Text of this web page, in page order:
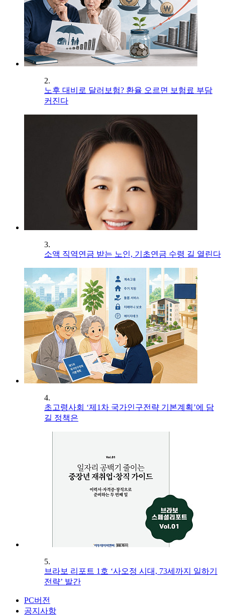
2.
노후 대비로 달러보험? 환율 오르면 보험료 부담
커진다
3.
소액 직역연금 받는 노인, 기초연금 수령 길 열린다
4.
초고령사회 ‘제1차 국가인구전략 기본계획’에 담
길 정책은
5.
브라보 리포트 1호 ‘사오정 시대, 73세까지 일하기
전략’ 발간
PC버전
공지사항